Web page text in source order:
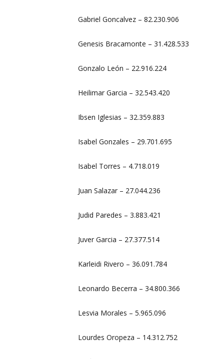
Gabriel Goncalvez – 82.230.906
Genesis Bracamonte – 31.428.533
Gonzalo León – 22.916.224
Heilimar Garcia – 32.543.420
Ibsen Iglesias – 32.359.883
Isabel Gonzales – 29.701.695
Isabel Torres – 4.718.019
Juan Salazar – 27.044.236
Judid Paredes – 3.883.421
Juver Garcia – 27.377.514
Karleidi Rivero – 36.091.784
Leonardo Becerra – 34.800.366
Lesvia Morales – 5.965.096
Lourdes Oropeza – 14.312.752